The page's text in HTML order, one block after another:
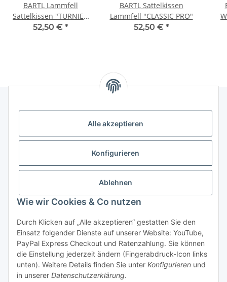
Alle akzeptieren
Konfigurieren
Ablehnen
Wie wir Cookies & Co nutzen
Durch Klicken auf „Alle akzeptieren“ gestatten Sie den
Einsatz folgender Dienste auf unserer Website: YouTube,
PayPal Express Checkout und Ratenzahlung. Sie können
die Einstellung jederzeit ändern (Fingerabdruck-Icon links
unten). Weitere Details finden Sie unter Konfigurieren und
in unserer Datenschutzerklärung.
BARTL Lammfell
Sattelkissen "TURNIER
PRO"
52,50 € *
BARTL Sattelkissen
Lammfell "CLASSIC PRO"
52,50 € *
Versand- und Zahlungsarten
Vertrag widerrufen
* Alle Preise inkl. gesetzlicher USt., zzgl.Versand